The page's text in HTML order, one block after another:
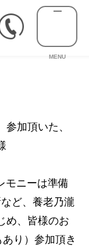
MENU
加頂いた、
モニーは準備
ど、養老乃瀧
め、皆様のお
り）参加頂き